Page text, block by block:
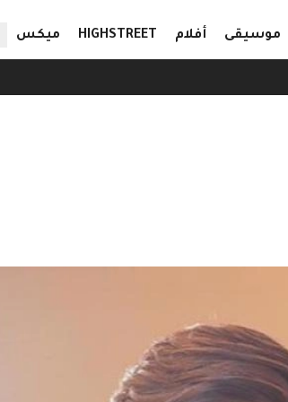
موسيقى أفلام HIGHSTREET ميكس